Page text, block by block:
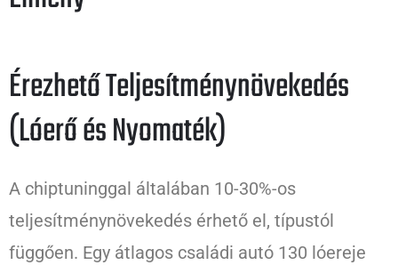
Érezhető Teljesítménynövekedés
(Lóerő és Nyomaték)
A chiptuninggal általában 10-30%-os
teljesítménynövekedés érhető el, típustól
függően. Egy átlagos családi autó 130 lóereje